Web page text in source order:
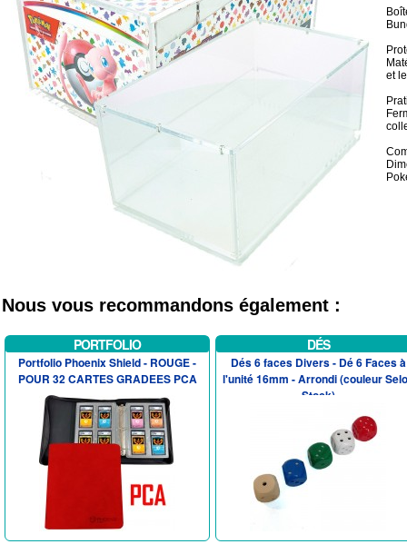
et
Nous vous recommandons également :
PORTFOLIO
Portfolio Phoenix Shield - ROUGE -
POUR 32 CARTES GRADEES PCA
DÉS
Dés 6 faces Divers - Dé 6 Faces à
l'unité 16mm - Arrondi (couleur
Stock)